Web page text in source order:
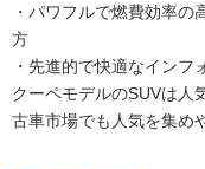
・パワフルで燃費効率
方
・先進的で快適なイン
クーペモデルのSUVは人
古車市場でも人気を集め